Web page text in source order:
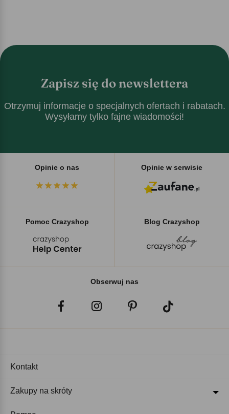
Zapisz się do newslettera
Otrzymuj informacje o specjalnych ofertach i rabatach.
Wysyłamy tylko fajne wiadomości!
Opinie o nas Opinie w serwisie
Pomoc Crazyshop Blog Crazyshop
Obserwuj nas
Kontakt
Zakupy na skróty